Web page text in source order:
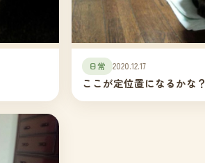
日常 2020.12.17
ここが定位置になるかな？